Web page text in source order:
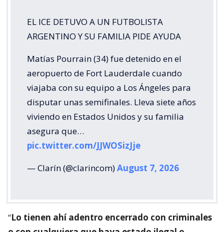
EL ICE DETUVO A UN FUTBOLISTA
ARGENTINO Y SU FAMILIA PIDE AYUDA
Matías Pourrain (34) fue detenido en el
aeropuerto de Fort Lauderdale cuando
viajaba con su equipo a Los Ángeles para
disputar unas semifinales. Lleva siete años
viviendo en Estados Unidos y su familia
asegura que…
pic.twitter.com/JJWOSizJje
— Clarín (@clarincom)August 7, 2026
“Lo tienen ahí adentro encerrado con criminales